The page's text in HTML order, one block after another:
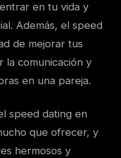
en tu vida y
Además, el speed
de mejorar tus
la comunicación y
en una pareja.
speed dating en
que ofrecer, y
hermosos y